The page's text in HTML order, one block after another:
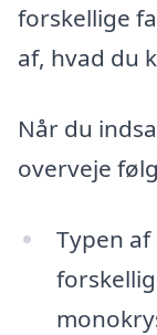
forskellige
af, hvad du
Når du
overveje
Typen